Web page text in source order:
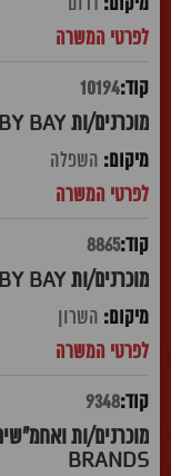
10194
מוכרנים/ות RUBY BAY סניף בילו סנטר
השפלה
8865
מוכרנים/ות RUBY BAY סניף גלילות
השרון
9348
BRANDS